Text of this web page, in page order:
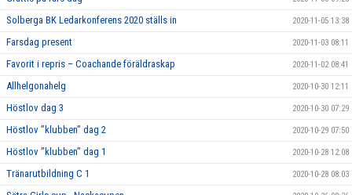
Solberga BK Ledarkonferens 2020 ställs in 2020-11-05 13:38
Farsdag present 2020-11-03 08:11
Favorit i repris – Coachande föräldraskap 2020-11-02 08:41
Allhelgonahelg 2020-10-30 12:11
Höstlov dag 3 2020-10-30 07:29
Höstlov ”klubben” dag 2 2020-10-29 07:50
Höstlov ”klubben” dag 1 2020-10-28 12:08
Tränarutbildning C 1 2020-10-28 08:03